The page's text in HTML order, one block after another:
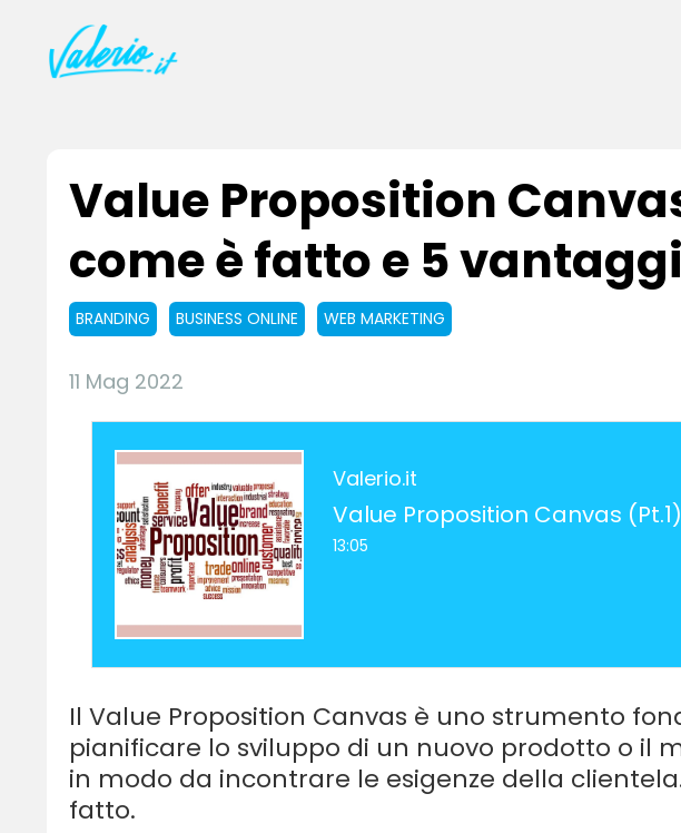
Value Proposition
come è fatto e 5 vantaggi
BRANDING BUSINESS ONLINE WEB MARKETING
11 Mag 2022
Valerio.it
13:05
Il Value Proposition Canvas è uno strumento
pianificare lo sviluppo di un nuovo prodotto o il
in modo da incontrare le esigenze della
fatto.